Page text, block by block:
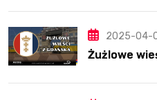
2025-04-
Żużlowe